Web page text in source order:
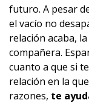
futuro. A pesar
el vacío no
relación acaba,
compañera.
cuanto a que si
relación en la
razones, te